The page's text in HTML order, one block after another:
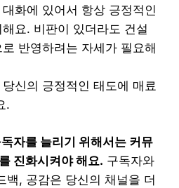
화에 있어서 항상 긍정적인
요. 비판이 있더라도 건설
반영하려는 자세가 필요해
신의 긍정적인 태도에 매료
.
자를 늘리기 위해서는 커뮤
진화시켜야 해요. 구독자와
백, 공감은 당신의 채널을 더